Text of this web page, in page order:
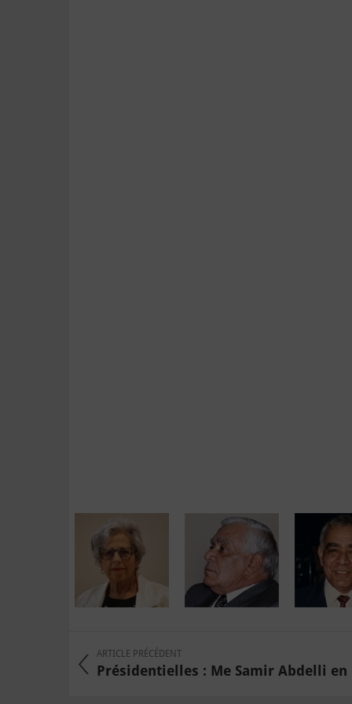
ARTICLE PRÉCÉDENT
Présidentielles : Me Samir Abdelli en